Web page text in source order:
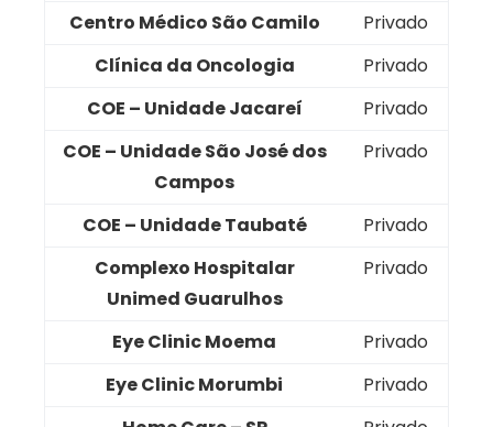
Centro Médico São Camilo
Privado
Clínica da Oncologia
Privado
COE – Unidade Jacareí
Privado
COE – Unidade São José dos
Campos
Privado
COE – Unidade Taubaté
Privado
Complexo Hospitalar
Unimed Guarulhos
Privado
Eye Clinic Moema
Privado
Eye Clinic Morumbi
Privado